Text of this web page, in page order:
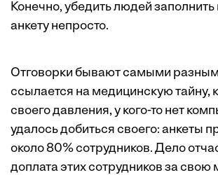
Конечно, убедить людей
анкету непросто.
Отговорки бывают самыми
ссылается на медицинскую тайну,
своего давления, у кого-то нет
удалось добиться своего: анкеты
около 80% сотрудников. Дело
доплата этих сотрудников за свою